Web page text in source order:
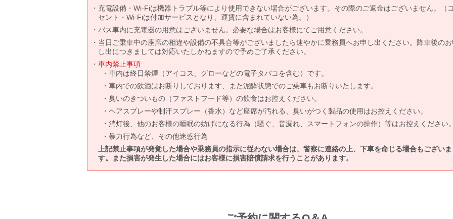
充電設備・Wi-Fiは機器トラブル等により使用できない場合がございます。その際のご返金はございません。（
セント・Wi-Fiは付加サービスとなり、運賃に含まれていない為。）
バス車内に充電器の用意はございません。必要な場合はお客様にてご用意ください。
当日ご乗車中の座席の相違や設備の不具合等がございましたら速やかに乗務員へお申し出ください。降車後の
し出につきましては対応いたしかねますので予めご了承ください。
車内禁止事項
車内は終日禁煙（アイコス、グローなどの電子タバコを含む）です。
車内での飲酒はお断りしております、また泥酔状態でのご乗車もお断りいたします。
臭いのきついもの（ファストフード等）の飲食はお控えください。
ヘアスプレーや制汗スプレー（香水）など座席が汚れる、臭いがつく製品の使用はお控えください。
消灯後、他のお客様の睡眠の妨げになる行為（騒ぐ、音漏れ、スマートフォンの操作）等はお控えください
暴力行為など、その他迷惑行為
上記禁止事項が発覚した場合や乗務員の指示に従わない場合は、警察に連絡の上、下車を命じる場合もございま
す。また損害が発生した場合にはお客様に損害賠償請求を行うことがあります。